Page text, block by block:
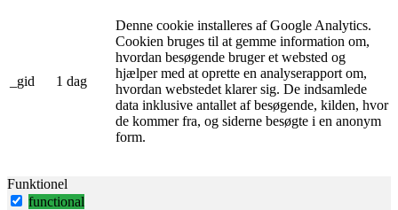
_gid 1 dag
Denne cookie installeres af Google Analytics.
Cookien bruges til at gemme information om,
hvordan besøgende bruger et websted og
hjælper med at oprette en analyserapport om,
hvordan webstedet klarer sig. De indsamlede
data inklusive antallet af besøgende, kilden, hvor
de kommer fra, og siderne besøgte i en anonym
form.
Funktionel
functional